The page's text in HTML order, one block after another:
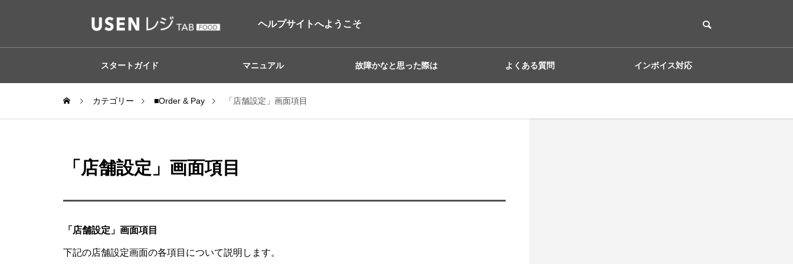
ヘルプサイトへようこそ
スタートガイド マニュアル 故障かなと思った際は よくある質問 インボイス対応
カテゴリー ■Order & Pay 「店舗設定」画面項目
「店舗設定」画面項目
「店舗設定」画面項目
下記の店舗設定画面の各項目について説明します。